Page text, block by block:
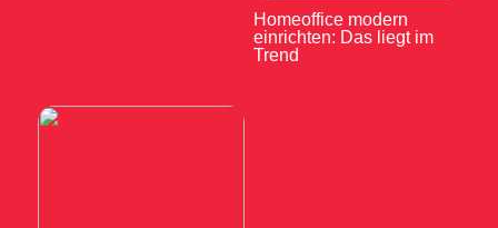
Homeoffice modern
einrichten: Das liegt im
Trend